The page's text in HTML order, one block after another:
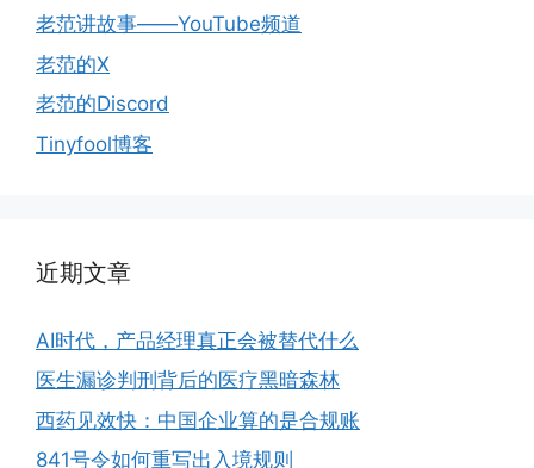
老范讲故事——YouTube频道
老范的X
老范的Discord
Tinyfool博客
近期文章
AI时代，产品经理真正会被替代什么
医生漏诊判刑背后的医疗黑暗森林
西药见效快：中国企业算的是合规账
841号令如何重写出入境规则